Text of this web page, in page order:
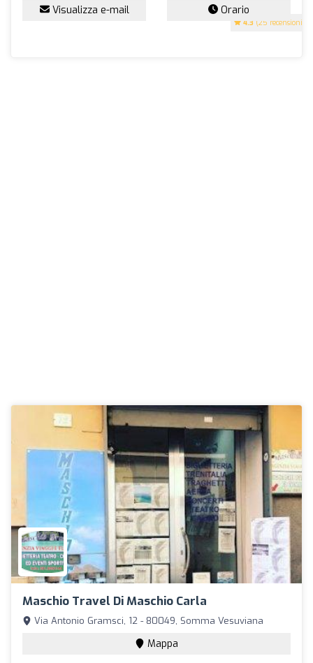
4.3 (25 recensioni)
Visualizza e-mail Orario
Maschio Travel Di Maschio Carla
Via Antonio Gramsci, 12 - 80049, Somma Vesuviana
Mappa